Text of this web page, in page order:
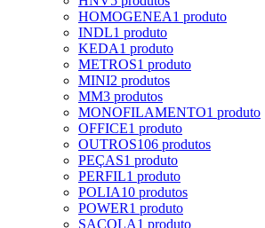
HOMOGENEA1 produto
INDL1 produto
KEDA1 produto
METROS1 produto
MINI2 produtos
MM3 produtos
MONOFILAMENTO1 produto
OFFICE1 produto
OUTROS106 produtos
PEÇAS1 produto
PERFIL1 produto
POLIA10 produtos
POWER1 produto
SACOLA1 produto